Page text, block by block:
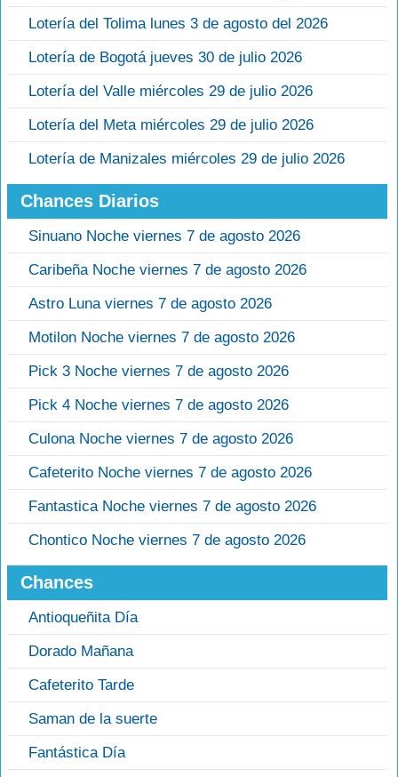
Lotería del Tolima lunes 3 de agosto del 2026
Lotería de Bogotá jueves 30 de julio 2026
Lotería del Valle miércoles 29 de julio 2026
Lotería del Meta miércoles 29 de julio 2026
Lotería de Manizales miércoles 29 de julio 2026
Chances Diarios
Sinuano Noche viernes 7 de agosto 2026
Caribeña Noche viernes 7 de agosto 2026
Astro Luna viernes 7 de agosto 2026
Motilon Noche viernes 7 de agosto 2026
Pick 3 Noche viernes 7 de agosto 2026
Pick 4 Noche viernes 7 de agosto 2026
Culona Noche viernes 7 de agosto 2026
Cafeterito Noche viernes 7 de agosto 2026
Fantastica Noche viernes 7 de agosto 2026
Chontico Noche viernes 7 de agosto 2026
Chances
Antioqueñita Día
Dorado Mañana
Cafeterito Tarde
Saman de la suerte
Fantástica Día